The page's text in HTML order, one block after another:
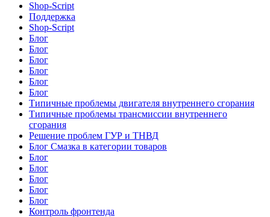
Shop-Script
Поддержка
Shop-Script
Блог
Блог
Блог
Блог
Блог
Блог
Типичные проблемы двигателя внутреннего сгорания
Типичные проблемы трансмиссии внутреннего
сгорания
Решение проблем ГУР и ТНВД
Блог Смазка в категории товаров
Блог
Блог
Блог
Блог
Блог
Контроль фронтенда